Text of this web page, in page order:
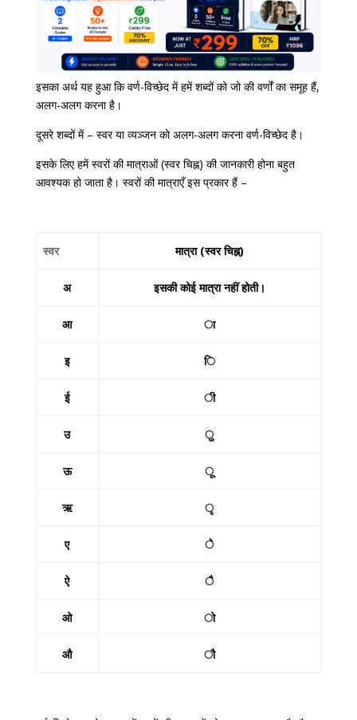
इसका अर्थ यह हुआ कि वर्ण-विच्छेद में हमें शब्दों को जो की वर्णों का समूह हैं,
अलग-अलग करना है।
दूसरे शब्दों में – स्वर या व्यञ्जन को अलग-अलग करना वर्ण-विच्छेद है।
इसके लिए हमें स्वरों की मात्राओं (स्वर चिह्न) की जानकारी होना बहुत
आवश्यक हो जाता है। स्वरों की मात्राएँ इस प्रकार हैं –
स्वर मात्रा (स्वर चिह्न)
अ इसकी कोई मात्रा नहीं होती।
आ ा
इ ि
ई ी
उ ु
ऊ ू
ऋ ृ
ए े
ऐ ै
ओ ो
औ ौ